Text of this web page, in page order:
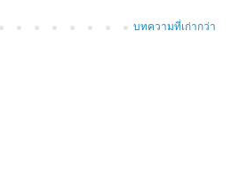
บทความที่เก่ากว่า